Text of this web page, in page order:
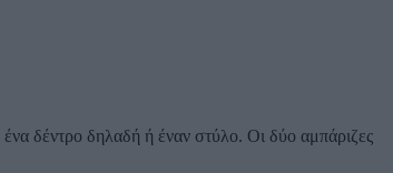
δέντρο δηλαδή ή έναν στύλο. Οι δύο αμπάριζες